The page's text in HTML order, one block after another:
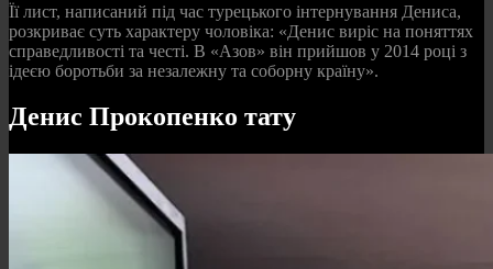
Її лист, написаний під час турецького інтернування Дениса,
розкриває суть характеру чоловіка: «Денис виріс на поняттях
справедливості та честі. В «Азов» він прийшов у 2014 році з
ідеєю боротьби за незалежну та соборну країну».
Денис Прокопенко тату